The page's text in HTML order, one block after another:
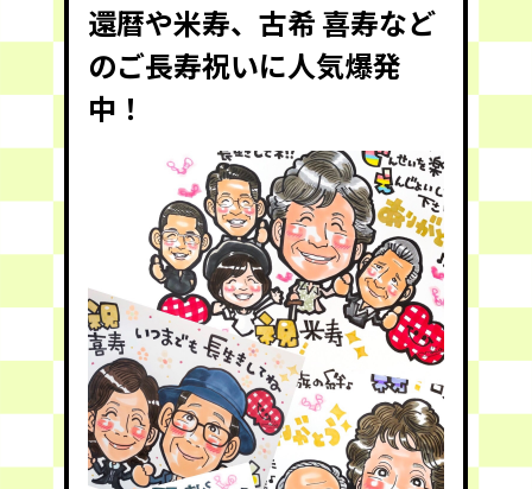
還暦や米寿、古希 喜寿など
のご長寿祝いに人気爆発
中！